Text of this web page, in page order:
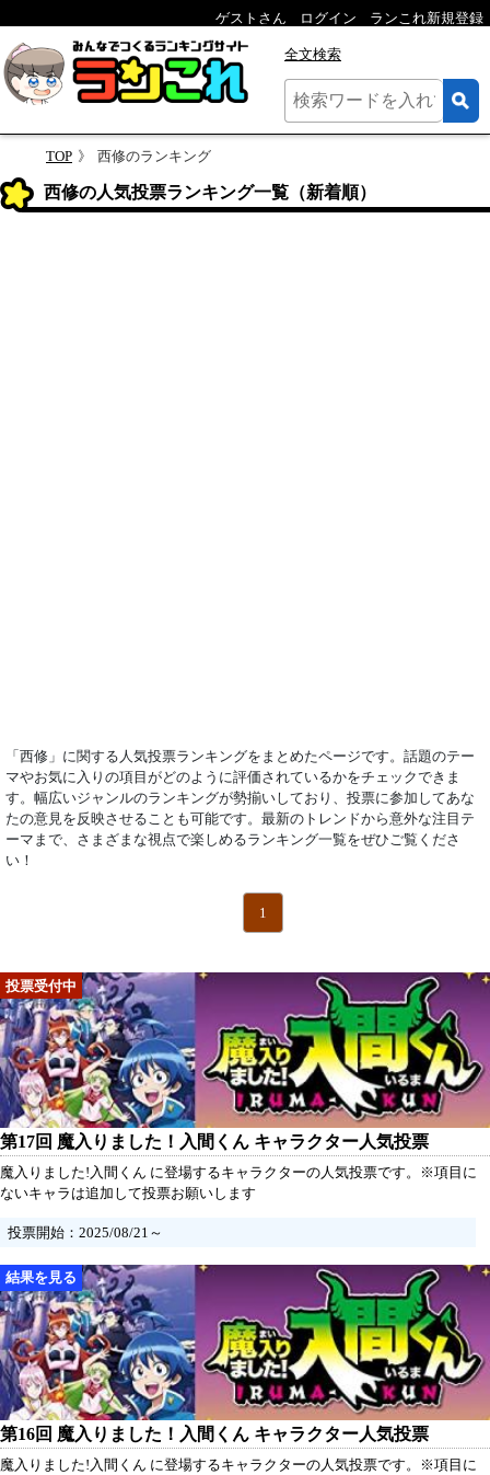
ゲストさん ログイン ランこれ新規登録
全文検索
TOP 西修のランキング
西修の人気投票ランキング一覧（新着順）
「西修」に関する人気投票ランキングをまとめたページです。話題のテー
マやお気に入りの項目がどのように評価されているかをチェックできま
す。幅広いジャンルのランキングが勢揃いしており、投票に参加してあな
たの意見を反映させることも可能です。最新のトレンドから意外な注目テ
ーマまで、さまざまな視点で楽しめるランキング一覧をぜひご覧くださ
い！
1
第17回 魔入りました！入間くん キャラクター人気投票
魔入りました!入間くん に登場するキャラクターの人気投票です。※項目に
ないキャラは追加して投票お願いします
投票開始：2025/08/21～
第16回 魔入りました！入間くん キャラクター人気投票
魔入りました!入間くん に登場するキャラクターの人気投票です。※項目に